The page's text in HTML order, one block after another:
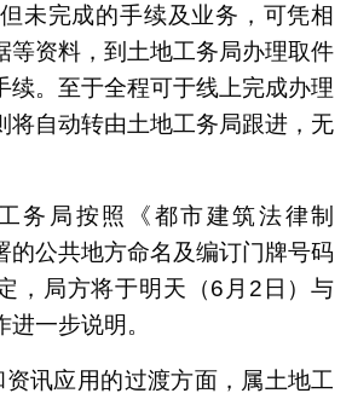
未完成的手续及业务，可凭相
等资料，到土地工务局办理取件
续。至于全程可于线上完成办理
将自动转由土地工务局跟进，无
务局按照《都市建筑法律制
的公共地方命名及编订门牌号码
，局方将于明天（6月2日）与
一步说明。
讯应用的过渡方面，属土地工